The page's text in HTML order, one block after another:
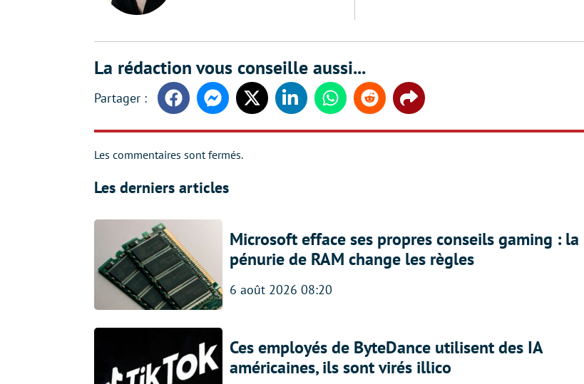
La rédaction vous conseille aussi...
FacebookMessengerTwitter LinkedinWhatsappReddit Share
Les commentaires sont fermés.
Les derniers articles
Microsoft efface ses propres conseils gaming : la
pénurie de RAM change les règles
6 août 2026 08:20
Ces employés de ByteDance utilisent des IA
américaines, ils sont virés illico